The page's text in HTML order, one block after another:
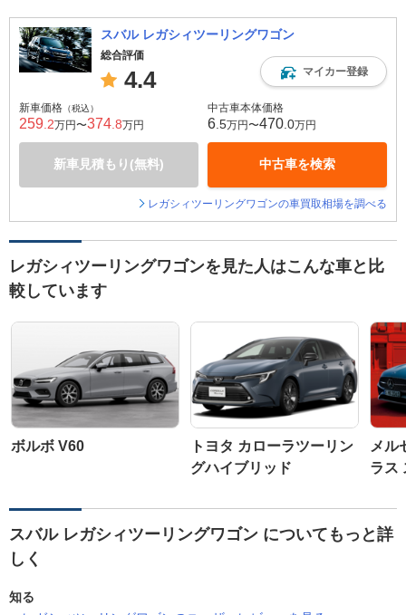
スバル レガシィツーリングワゴン
総合評価
4.4 マイカー登録
新車価格 （税込）
259 .2万円〜374 .8万円
新車見積もり(無料)
中古車本体価格
6 .5万円〜470 .0万円
中古車を検索
レガシィツーリングワゴンの車買取相場を調べる
レガシィツーリングワゴンを見た人はこんな車と比
較しています
ボルボ V60
トヨタ カローラツーリン
グハイブリッド
メル
ラス
スバル レガシィツーリングワゴン についてもっと詳
しく
知る